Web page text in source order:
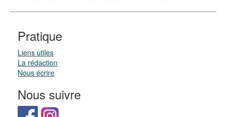
Pratique
Liens utiles
La rédaction
Nous écrire
Nous suivre